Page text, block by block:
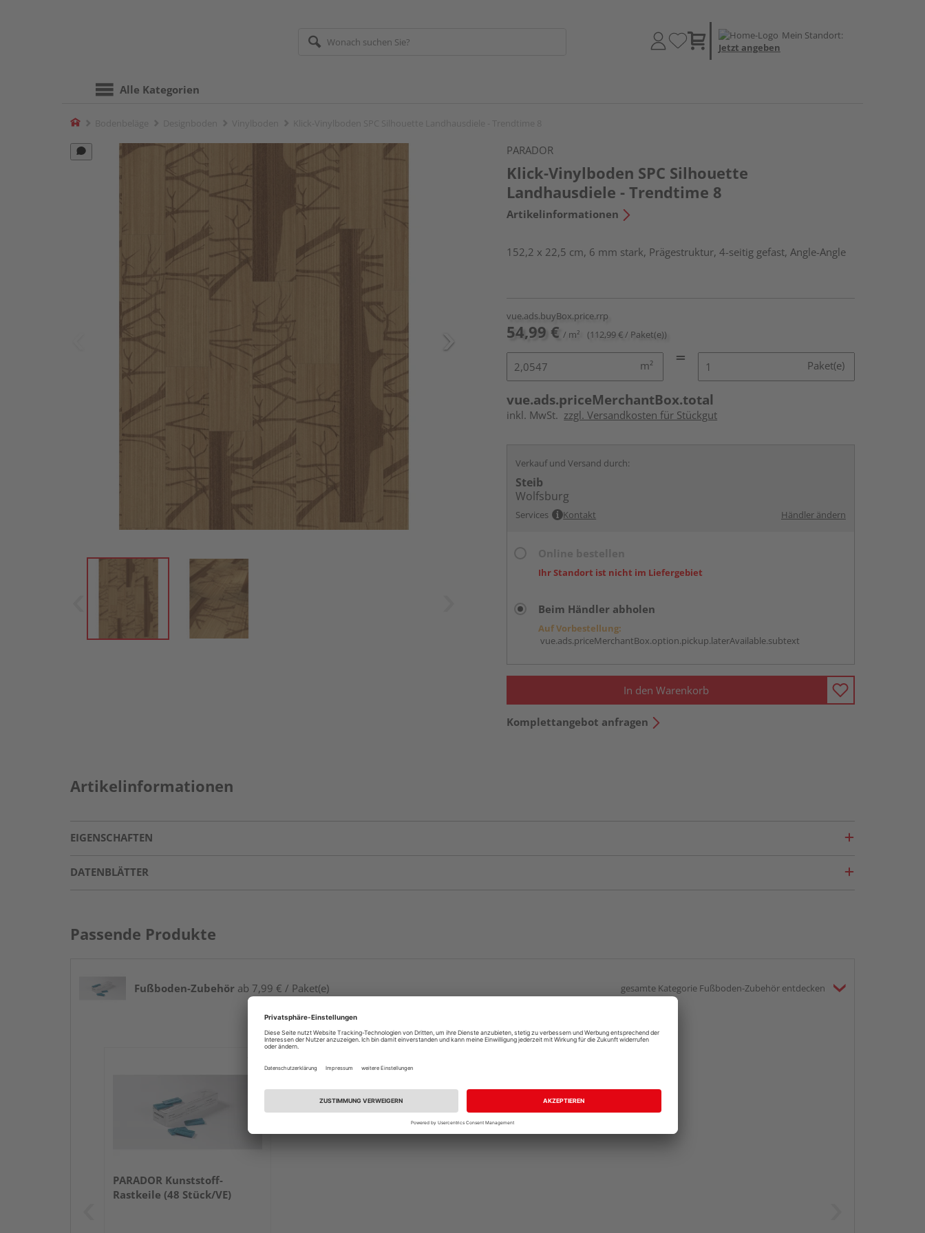
Mein Standort:
Jetzt angeben
Alle Kategorien
Home
PARADOR
Klick-Vinylboden SPC Silhouette
Landhausdiele - Trendtime 8
Artikelinformationen
152,2 x 22,5 cm, 6 mm stark, Prägestruktur, 4-seitig gefast, Angle-Angle
vue.ads.buyBox.price.rrp
54,99 € / m² (112,99 € / Paket(e))
m² Paket(e)
vue.ads.priceMerchantBox.total
inkl. MwSt. zzgl. Versandkosten für Stückgut
Verkauf und Versand durch:
Steib
Wolfsburg
Services Kontakt Händler ändern
Ihr Standort ist nicht im Liefergebiet
Beim Händler abholen
Auf Vorbestellung:
vue.ads.priceMerchantBox.option.pickup.laterAvailable.subtext
In den Warenkorb
Komplettangebot anfragen
Artikelinformationen
EIGENSCHAFTEN
DATENBLÄTTER
Passende Produkte
Fußboden-Zubehör ab 7,99 € / Paket(e) gesamte Kategorie Fußboden-Zubehör entdecken
PARADOR Kunststoff-
Rastkeile (48 Stück/VE)